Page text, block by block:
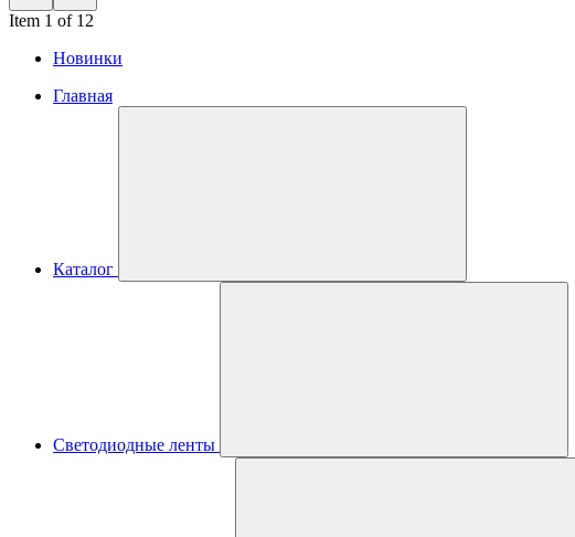
Item 1 of 12
Новинки
Главная
Каталог
Светодиодные ленты